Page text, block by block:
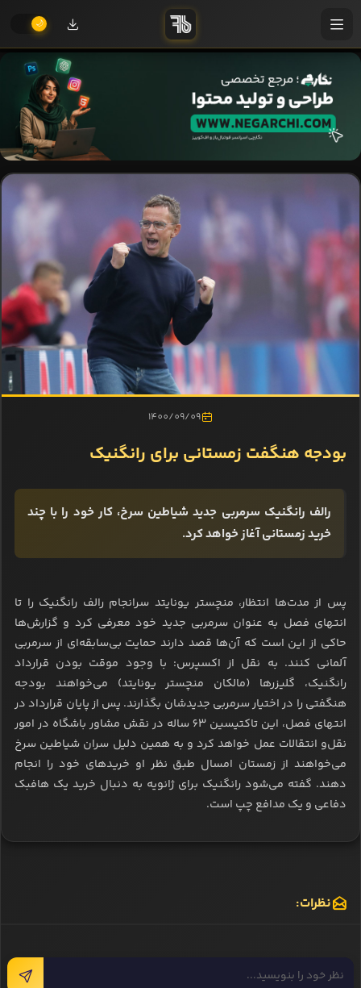
1400/09/09
بودجه هنگفت زمستانی برای رانگنیک
رالف رانگنیک سرمربی جدید شیاطین سرخ، کار خود را با چند
خرید زمستانی آغاز خواهد کرد.
پس از مدت‌ها انتظار، منچستر یونایتد سرانجام رالف رانگنیک را تا
انتهای فصل به عنوان سرمربی جدید خود معرفی کرد و گزارش‌ها
حاکی از این است که آن‌ها قصد دارند حمایت بی‌سابقه‌ای از سرمربی
آلمانی کنند. به نقل از اکسپرس: با وجود موقت بودن قرارداد
رانگنیک، گلیزرها (مالکان منچستر یونایتد) می‌خواهند بودجه
هنگفتی را در اختیار سرمربی جدیدشان بگذارند. پس از پایان قرارداد در
انتهای فصل، این تاکتیسین 63 ساله در نقش مشاور باشگاه در امور
نقل‌و انتقالات عمل خواهد کرد و به همین دلیل سران شیاطین سرخ
می‌خواهند از زمستان امسال طبق نظر او خریدهای خود را انجام
دهند. گفته می‌شود رانگنیک برای ژانویه به دنبال خرید یک هافبک
دفاعی و یک مدافع چپ است.
نظرات: